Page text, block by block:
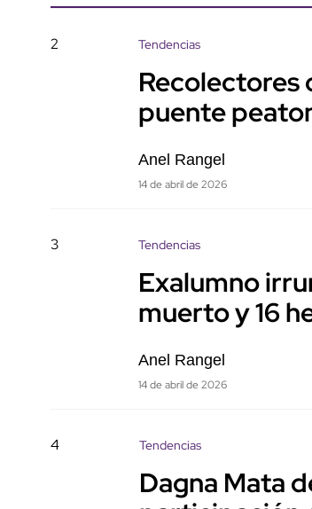
2 Tendencias
Recolectores
puente
Anel Rangel
14 de abril de 2026
3 Tendencias
Exalumno
muerto y 16
Anel Rangel
14 de abril de 2026
4 Tendencias
Dagna Mata